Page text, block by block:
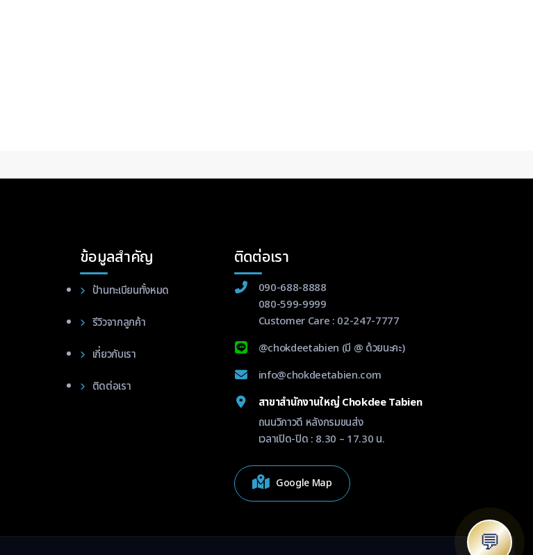
ข้อมูลสำคัญ
ป้านทะเบียนทั้งหมด
รีวิวจากลูกค้า
เกี่ยวกับเรา
ติดต่อเรา
ติดต่อเรา
090-688-8888
080-599-9999
Customer Care : 02-247-7777
@chokdeetabien (มี @ ด้วยนะคะ)
info@chokdeetabien.com
สาขาสำนักงานใหญ่ Chokdee Tabien
ถนนวิภาวดี หลังกรมขนส่ง
เวลาเปิด-ปิด : 8.30 – 17.30 น.
Google Map
💬